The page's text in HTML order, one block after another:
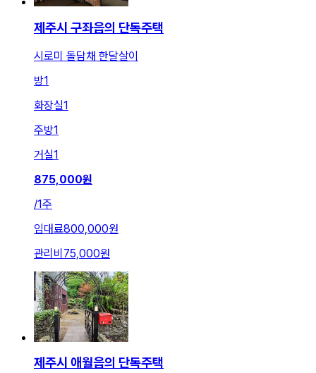
제주시 구좌읍의 단독주택
시로미 돌담채 한달살이
방1
화장실1
주방1
거실1
875,000원
/1주
임대료800,000원
관리비 75,000원
제주시 애월읍의 단독주택